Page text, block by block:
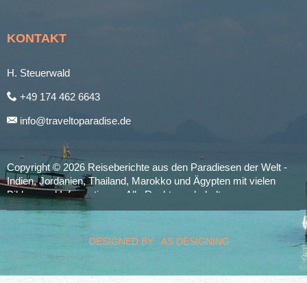
KONTAKT
H. Steuerwald
+49 174 462 6643
info@traveltoparadise.de
Copyright © 2026 Reiseberichte aus den Paradiesen der Welt -
Indien, Jordanien, Thailand, Marokko und Ägypten mit vielen
Bildern und Informationen. Alle Rechte vorbehalten.
realized byComputerservice SteuerwaldWülfershausen
DESIGNED BY: AS DESIGNING